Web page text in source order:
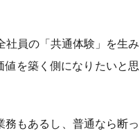
社員の「共通体験」を生み
を築く側になりたいと思
務もあるし、普通なら断っ